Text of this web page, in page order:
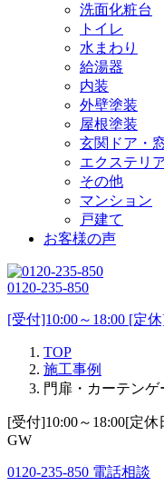
洗面化粧台
トイレ
水まわり
給湯器
内装
外壁塗装
屋根塗装
玄関ドア・
エクステリ
その他
マンション
戸建て
お客様の声
0120-235-850
[受付]10:00～18:00 [定
TOP
施工事例
門扉・カーテン
[受付]10:00～18:00[定
GW
0120-235-850 電話相談